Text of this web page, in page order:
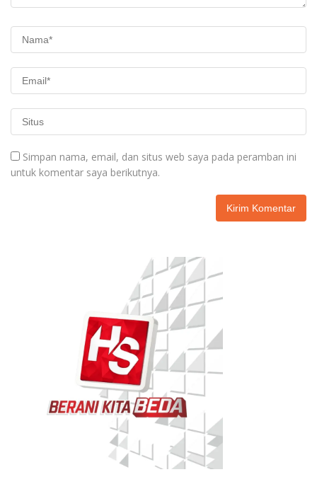
Simpan nama, email, dan situs web saya pada peramban ini
untuk komentar saya berikutnya.